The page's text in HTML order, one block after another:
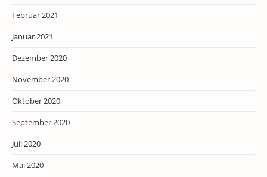
Februar 2021
Januar 2021
Dezember 2020
November 2020
Oktober 2020
September 2020
Juli 2020
Mai 2020